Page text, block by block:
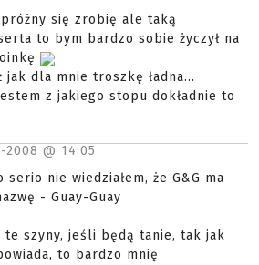
się zrobię ale taką
to bym bardzo sobie życzył na
jak dla mnie troszkę ładna...
z jakiego stopu dokładnie to
2008 @ 14:05
serio nie wiedziałem, że G&G ma
- Guay-Guay
te szyny, jeśli będą tanie, tak jak
to bardzo mnię